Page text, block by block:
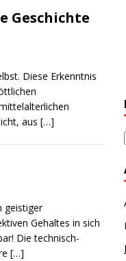
Geschichte
Diese Erkenntnis
aus […]
geistiger
Gehaltes in sich
Die technisch-
[…]